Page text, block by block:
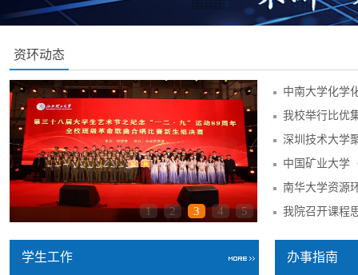
资环动态
1 2 3 4 5 我院召开课程
学生工作 办事指南